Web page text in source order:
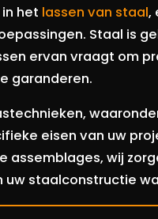
het lassen van staal,
Staal is
ervan vraagt om
garanderen.
eisen van uw
wij
uw staalconstructie